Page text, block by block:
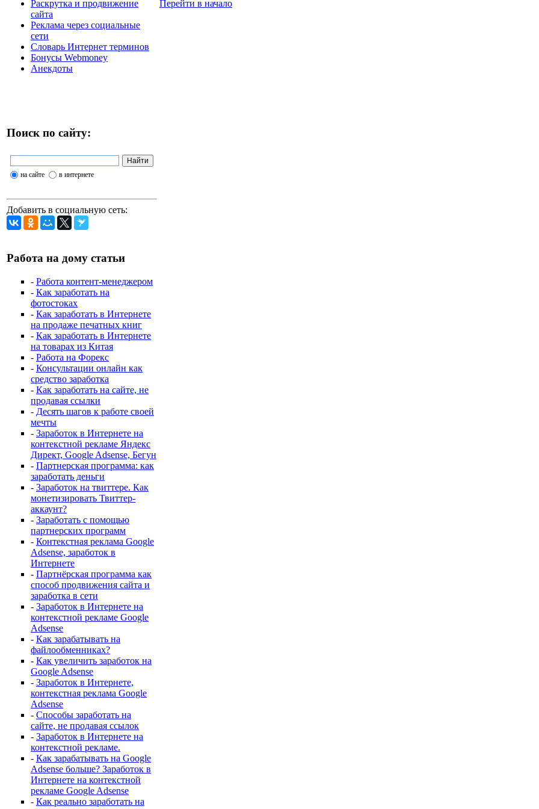
Раскрутка и продвижение
сайта
Реклама через социальные
сети
Словарь Интернет терминов
Бонусы Webmoney
Анекдоты
Поиск по сайту:
на сайте в интернете
Добавить в социальную сеть:
Работа на дому статьи
- Работа контент-менеджером
- Как заработать на
фотостоках
- Как заработать в Интернете
на продаже печатных книг
- Как заработать в Интернете
на товарах из Китая
- Работа на Форекс
- Консультации онлайн как
средство заработка
- Как заработать на сайте, не
продавая ссылки
- Десять шагов к работе своей
мечты
- Заработок в Интернете на
контекстной рекламе Яндекс
Директ, Google Adsense, Бегун
- Партнерская программа: как
заработать деньги
- Заработок на твиттере. Как
монетизировать Твиттер-
аккаунт?
- Заработать с помощью
партнерских программ
- Контекстная реклама Google
Adsense, заработок в
Интернете
- Партнёрская программа как
способ продвижения сайта и
заработка в сети
- Заработок в Интернете на
контекстной рекламе Google
Adsense
- Как зарабатывать на
файлообменниках?
- Как увеличить заработок на
Google Adsense
- Заработок в Интернете,
контекстная реклама Google
Adsense
- Способы заработать на
сайте, не продавая ссылок
- Заработок в Интернете на
контекстной рекламе.
- Как зарабатывать на Google
Adsense больше? Заработок в
Интернете на контекстной
рекламе Google Adsense
- Как реально заработать на
Перейти в начало